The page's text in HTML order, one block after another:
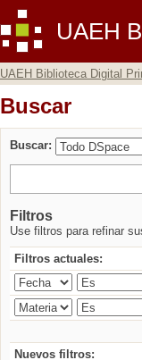
UAEH
Buscar
UAEH Biblioteca Digital
Buscar
Buscar:
Filtros
Use filtros para refinar
Filtros actuales:
Nuevos filtros: